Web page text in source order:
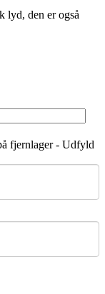
lyd, den er også
fjernlager - Udfyld